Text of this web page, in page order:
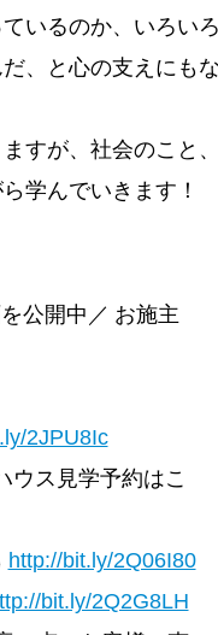
いるのか、いろい
、と心の支えにも
すが、社会のこと
学んでいきます！
公開中／ お施主
2JPU8Ic
ウス見学予約はこ
http://bit.ly/2Q06I80
bit.ly/2Q2G8LH